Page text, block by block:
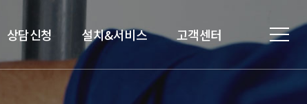
상담신청 설치&서비스 고객센터